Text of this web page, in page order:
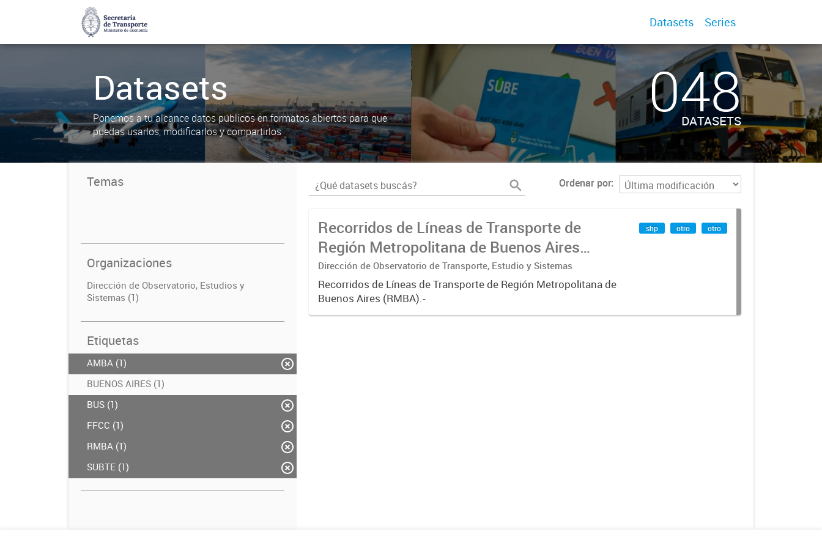
Datasets Series
Datasets
Ponemos a tu alcance datos públicos en formatos abiertos para que
puedas usarlos, modificarlos y compartirlos
048
DATASETS
Temas
Organizaciones
Dirección de Observatorio, Estudios y
Sistemas (1)
Etiquetas
AMBA (1)
BUENOS AIRES (1)
BUS (1)
FFCC (1)
RMBA (1)
SUBTE (1)
Ordenar por
Recorridos de Líneas de Transporte de
Región Metropolitana de Buenos Aires
(RMBA)
Dirección de Observatorio de Transporte, Estudio y Sistemas
Recorridos de Líneas de Transporte de Región Metropolitana de
Buenos Aires (RMBA).-
shp otro otro